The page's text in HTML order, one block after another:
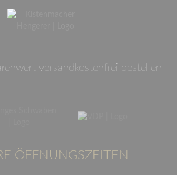
versandkostenfrei bestellen
ÖFFNUNGSZEITEN